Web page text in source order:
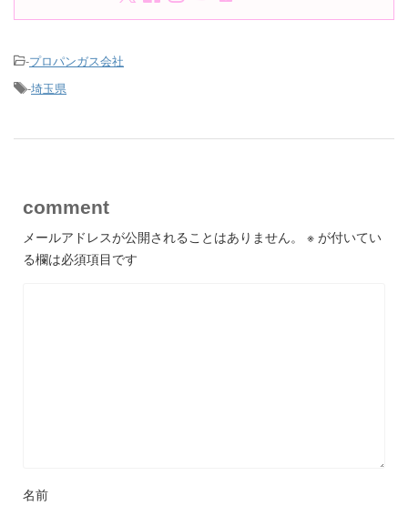
-プロパンガス会社
-埼玉県
comment
メールアドレスが公開されることはありません。 ※ が付いてい
る欄は必須項目です
名前